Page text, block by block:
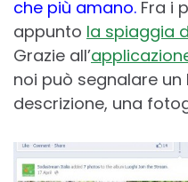
che più amano. Fra i
appunto la spiaggia
Grazie all’
noi può segnalare
descrizione, una